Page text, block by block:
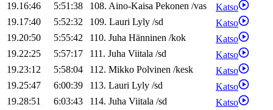
19.16:46
5:51:38 108. Aino-Kaisa Pekonen /vas
Katso
19.17:40
5:52:32 109. Lauri Lyly /sd
Katso
19.20:50
5:55:42 110. Juha Hänninen /kok
Katso
19.22:25
5:57:17 111. Juha Viitala /sd
Katso
19.23:12
5:58:04 112. Mikko Polvinen /kesk
Katso
19.25:47
6:00:39 113. Lauri Lyly /sd
Katso
19.28:51
6:03:43 114. Juha Viitala /sd
Katso